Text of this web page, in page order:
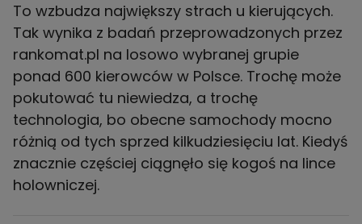
To wzbudza największy strach u kierujących.
Tak wynika z badań przeprowadzonych przez
rankomat.pl na losowo wybranej grupie
ponad 600 kierowców w Polsce. Trochę może
pokutować tu niewiedza, a trochę
technologia, bo obecne samochody mocno
różnią od tych sprzed kilkudziesięciu lat. Kiedyś
znacznie częściej ciągnęło się kogoś na lince
holowniczej.